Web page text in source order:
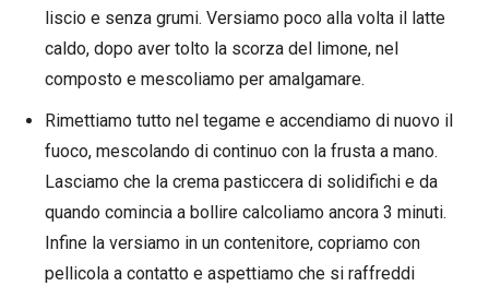
liscio e senza grumi. Versiamo poco alla volta il latte
caldo, dopo aver tolto la scorza del limone, nel
composto e mescoliamo per amalgamare.
Rimettiamo tutto nel tegame e accendiamo di nuovo il
fuoco, mescolando di continuo con la frusta a mano.
Lasciamo che la crema pasticcera di solidifichi e da
quando comincia a bollire calcoliamo ancora 3 minuti.
Infine la versiamo in un contenitore, copriamo con
pellicola a contatto e aspettiamo che si raffreddi